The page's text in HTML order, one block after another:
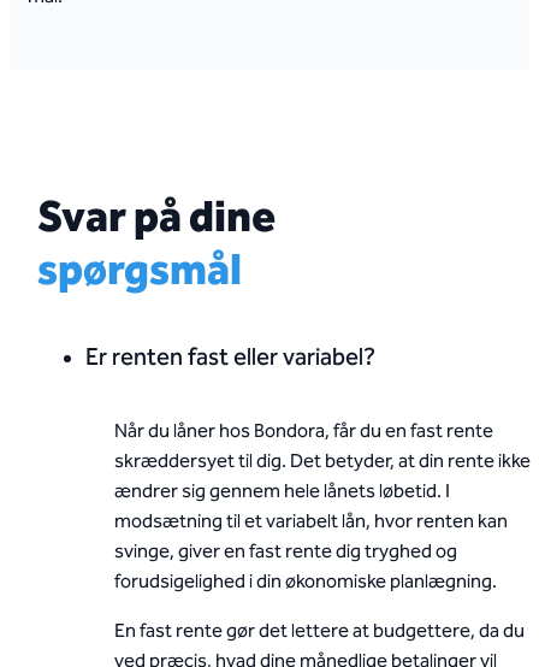
Svar på dine
spørgsmål
Er renten fast eller variabel?
Når du låner hos Bondora, får du en fast rente
skræddersyet til dig. Det betyder, at din rente ikke
ændrer sig gennem hele lånets løbetid. I
modsætning til et variabelt lån, hvor renten kan
svinge, giver en fast rente dig tryghed og
forudsigelighed i din økonomiske planlægning.
En fast rente gør det lettere at budgettere, da du